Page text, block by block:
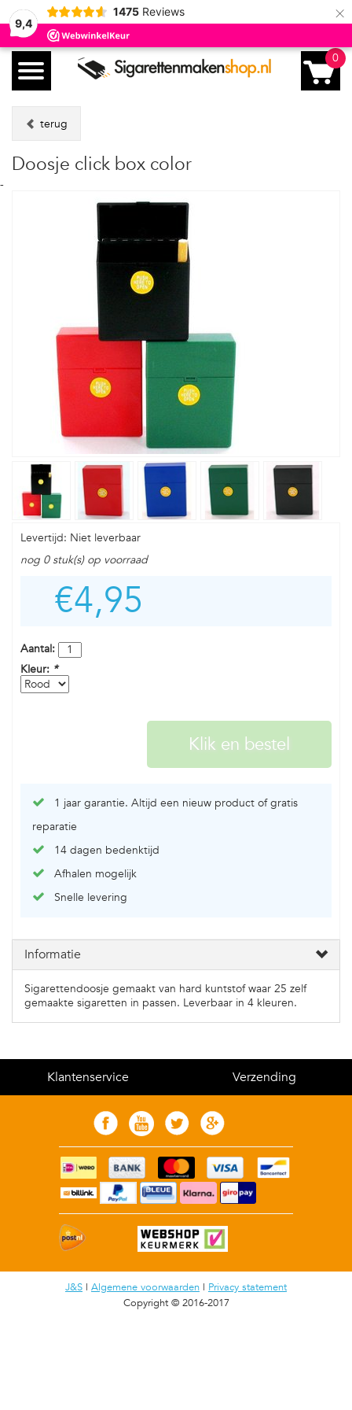
9,4
1475 Reviews ×
0
terug
Doosje click box color
-
Levertijd: Niet leverbaar
nog 0 stuk(s) op voorraad
€4,95
Aantal:
Kleur: *
1 jaar garantie. Altijd een nieuw product of gratis
reparatie
14 dagen bedenktijd
Afhalen mogelijk
Snelle levering
Informatie
Sigarettendoosje gemaakt van hard kuntstof waar 25 zelf
gemaakte sigaretten in passen. Leverbaar in 4 kleuren.
Klantenservice Verzending
J&S | Algemene voorwaarden | Privacy statement
Copyright © 2016-2017